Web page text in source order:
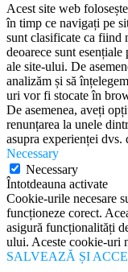
Acest site web
în timp ce navigați pe
sunt clasificate ca fiind
deoarece sunt
ale site-ului. De
analizăm și să
uri vor fi stocate în
De asemenea, aveți
renunțarea la unele
asupra experienței dvs.
Necessary
Necessary
Întotdeauna activate
Cookie-urile necesare
funcționeze corect.
asigură funcționalități
ului. Aceste cookie-uri
SALVEAZĂ ȘI